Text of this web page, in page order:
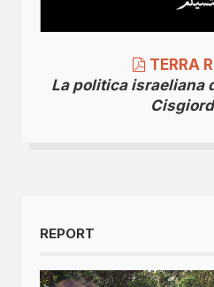
TERRA
La politica israeliana
REPORT